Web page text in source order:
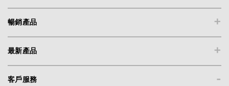
+
暢銷產品
+
最新產品
-
客戶服務